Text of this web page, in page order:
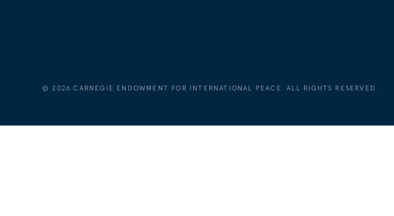
©2026 CARNEGIE ENDOWMENT FOR INTERNATIONAL PEACE. ALL RIGHTS RESERVED.